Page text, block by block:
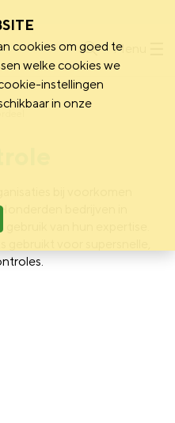
Menu
bij voorkomen
bedrijven in
van hun expertise.
cookies om goed te
welke cookies we
instellingen
in onze